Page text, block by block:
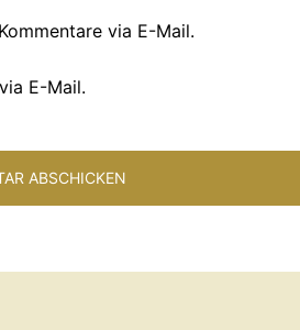
via E-Mail.
E-Mail.